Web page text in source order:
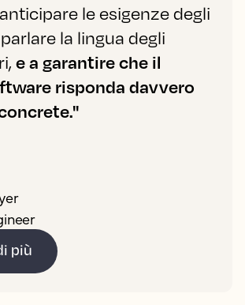
le esigenze degli
la lingua degli
e a garantire che il
risponda davvero
più